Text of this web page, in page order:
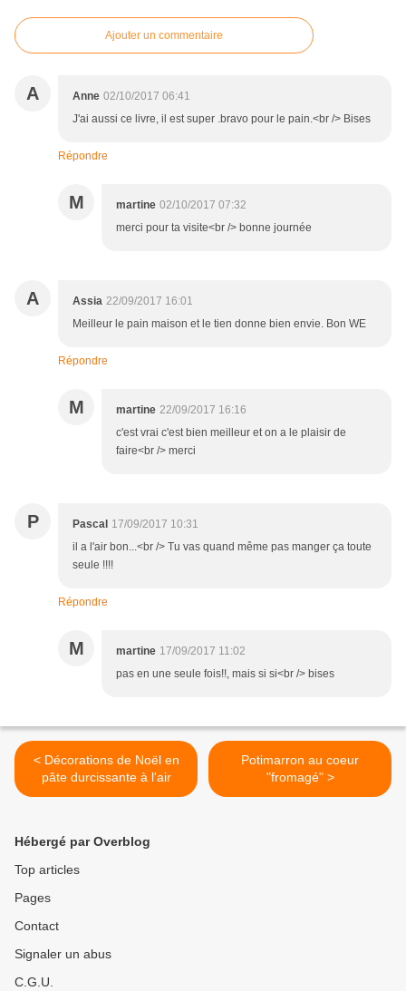
Ajouter un commentaire
A Anne 02/10/2017 06:41
J'ai aussi ce livre, il est super .bravo pour le pain.<br /> Bises
Répondre
M martine 02/10/2017 07:32
merci pour ta visite<br /> bonne journée
A Assia 22/09/2017 16:01
Meilleur le pain maison et le tien donne bien envie. Bon WE
Répondre
M martine 22/09/2017 16:16
c'est vrai c'est bien meilleur et on a le plaisir de
faire<br /> merci
P Pascal 17/09/2017 10:31
il a l'air bon...<br /> Tu vas quand même pas manger ça toute
seule !!!!
Répondre
M martine 17/09/2017 11:02
pas en une seule fois!!, mais si si<br /> bises
< Décorations de Noël en
pâte durcissante à l'air
Potimarron au coeur
"fromagé" >
Hébergé par Overblog
Top articles
Pages
Contact
Signaler un abus
C.G.U.